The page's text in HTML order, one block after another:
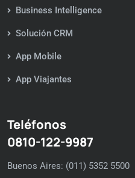
Business Intelligence
Solución CRM
App Mobile
App Viajantes
Teléfonos
0810-122-9987
Buenos Aires: (011) 5352 5500